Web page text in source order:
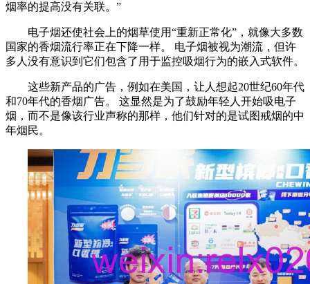
烟率的提高没有关联。”
电子烟还使社会上的烟草使用“重新正常化”，就像大多数
国家的香烟流行率正在下降一样。 电子烟被视为潮流，但许
多人没有意识到它们包含了用于监控吸烟行为的嵌入式软件。
这些新产品的广告，例如在美国，让人想起20世纪60年代
和70年代的香烟广告。 这显然是为了鼓励年轻人开始吸电子
烟，而不是像该行业声称的那样，他们针对的是试图戒烟的中
年烟民。